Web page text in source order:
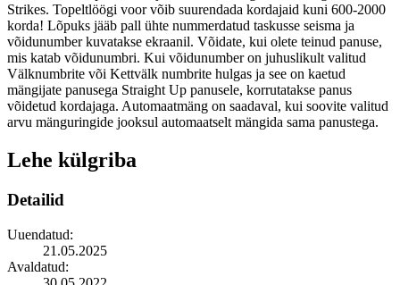
Strikes. Topeltlöögi voor võib suurendada kordajaid kuni 600-2000
korda! Lõpuks jääb pall ühte nummerdatud taskusse seisma ja
võidunumber kuvatakse ekraanil. Võidate, kui olete teinud panuse,
mis katab võidunumbri. Kui võidunumber on juhuslikult valitud
Välknumbrite või Kettvälk numbrite hulgas ja see on kaetud
mängijate panusega Straight Up panusele, korrutatakse panus
võidetud kordajaga. Automaatmäng on saadaval, kui soovite valitud
arvu mänguringide jooksul automaatselt mängida sama panustega.
Lehe külgriba
Detailid
Uuendatud:
21.05.2025
Avaldatud: